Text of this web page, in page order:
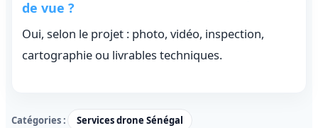
de vue ?
Oui, selon le projet : photo, vidéo, inspection,
cartographie ou livrables techniques.
Catégories : Services drone Sénégal